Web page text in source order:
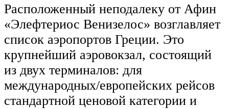
Расположенный неподалеку от Афин
«Элефтериос Венизелос» возглавляет
список аэропортов Греции. Это
крупнейший аэровокзал, состоящий
из двух терминалов: для
международных/европейских рейсов
стандартной ценовой категории и